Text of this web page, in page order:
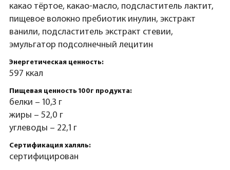
какао тёртое, какао-масло, подсластитель лактит,
пищевое волокно пребиотик инулин, экстракт
ванили, подсластитель экстракт стевии,
эмульгатор подсолнечный лецитин
Энергетическая ценность:
597 ккал
Пищевая ценность 100г продукта:
белки – 10,3 г
жиры – 52,0 г
углеводы – 22,1 г
Сертификация халяль:
сертифицирован